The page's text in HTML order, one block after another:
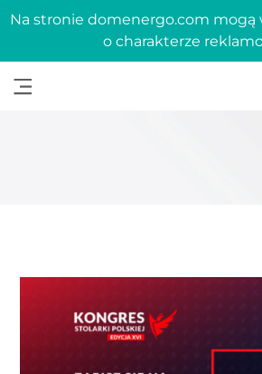
Na stronie domenergo.com mogą
o charakterze